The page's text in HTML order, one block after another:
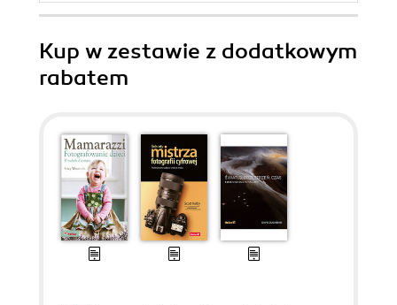
Kup w zestawie z dodatkowym
rabatem